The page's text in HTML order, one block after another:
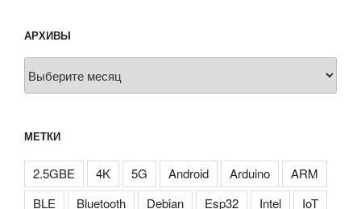
АРХИВЫ
МЕТКИ
2.5GBE 4K 5G Android Arduino
ARM
BLE
Bluetooth Debian Esp32 Intel
IoT